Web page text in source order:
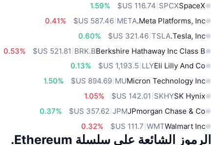
SpaceX
SPCX
1.59%
Meta Platforms, Inc.
META
‏587.46 US$
0.41%
Tesla, Inc.
TSLA
‏321.46 US$
0.60%
Berkshire Hathaway Inc Class B
BRK.B
0.53%
Eli Lilly And Co
LLY
0.13%
Micron Technology Inc
MU
‏894.69 US$
1.50%
SK Hynix
SKHY
1.05%
JPmorgan Chase & Co
JPM
0.37%
Walmart Inc
WMT
0.32%
الرموز الشائعة على سلسلة Ethereum.